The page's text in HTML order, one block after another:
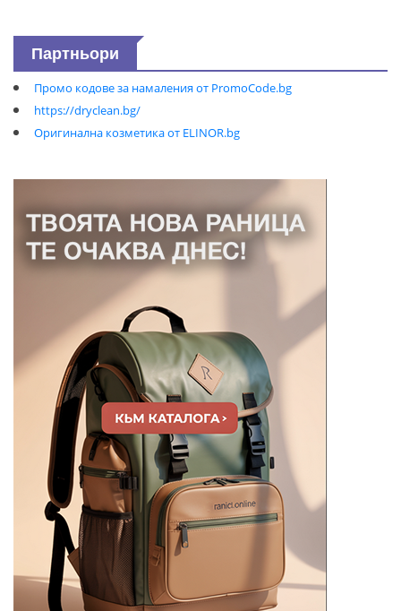
Партньори
Промо кодове за намаления от PromoCode.bg
https://dryclean.bg/
Оригинална козметика от ELINOR.bg